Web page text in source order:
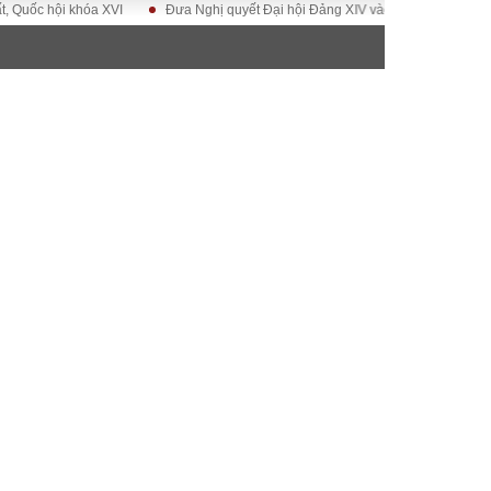
khóa XVI Đưa Nghị quyết Đại hội Đảng XIV vào cuộc sống